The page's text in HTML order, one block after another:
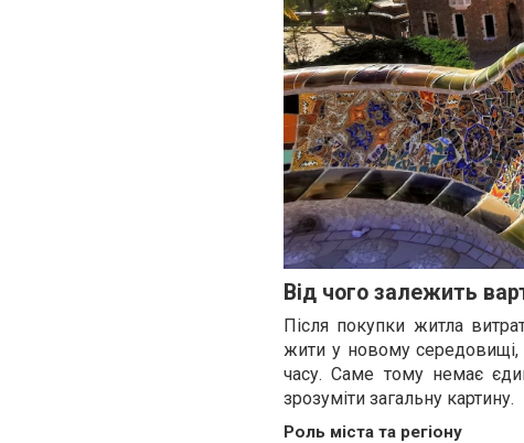
Від чого залежить
Після покупки житла
жити у новому середовищі,
часу. Саме тому немає
зрозуміти загальну картину.
Роль міста та регіону